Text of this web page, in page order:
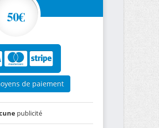
50€
de paiement
publicité